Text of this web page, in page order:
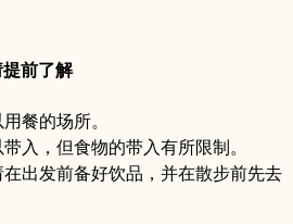
前了解
餐的场所。
入，但食物的带入有所限制。
出发前备好饮品，并在散步前先去